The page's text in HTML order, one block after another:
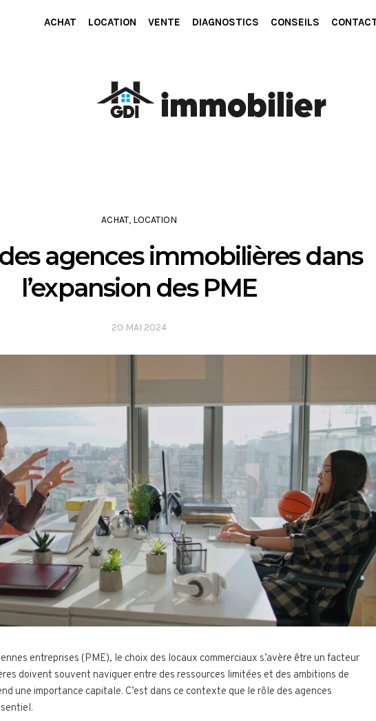
ACHAT LOCATION VENTE DIAGNOSTICS CONSEILS
ACHAT, LOCATION
agences immobilières dans
l’expansion des PME
20 MAI 2024
entreprises (PME), le choix des locaux commerciaux s’avère être un facteur
doivent souvent naviguer entre des ressources limitées et des ambitions de
une importance capitale. C’est dans ce contexte que le rôle des agences